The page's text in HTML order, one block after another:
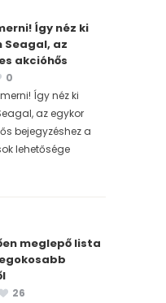
Így néz ki
Seagal, az
akcióhős
0
Így néz ki
az egykor
bejegyzéshez a
lehetősége
meglepő lista
26